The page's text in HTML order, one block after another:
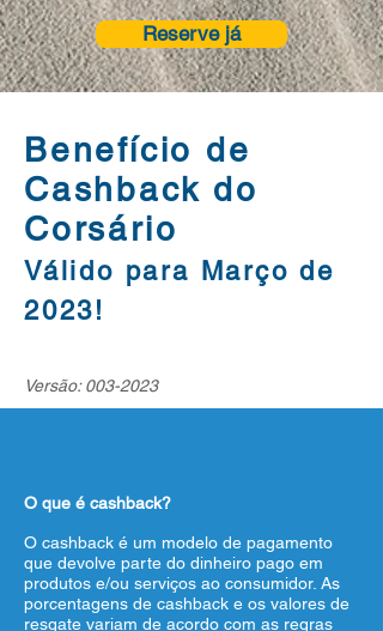
Reserve já
Benefício de
Cashback do
Corsário
Válido para Março de
2023!
Versão:003-2023
O que é cashback?
O cashback é um modelo de pagamento
que devolve parte do dinheiro pago em
produtos e/ou serviços ao consumidor. As
porcentagens de cashback e os valores de
resgate variam de acordo com as regras